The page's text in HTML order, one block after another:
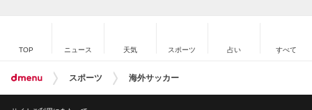
TOP ニュース 天気 スポーツ 占い すべて
スポーツ 海外サッカー